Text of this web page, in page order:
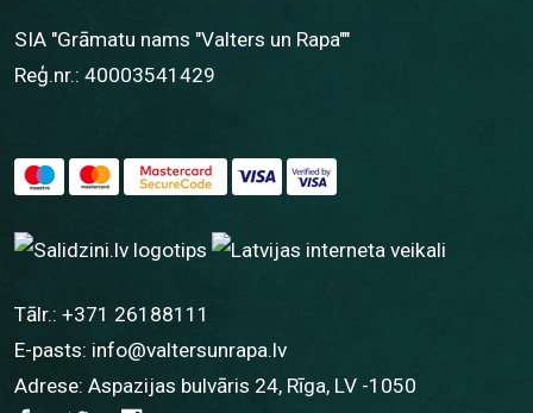
SIA "Grāmatu nams "Valters un Rapa""
Reģ.nr.: 40003541429
Tālr.: +371 26188111
E-pasts: info@valtersunrapa.lv
Adrese: Aspazijas bulvāris 24, Rīga, LV -1050